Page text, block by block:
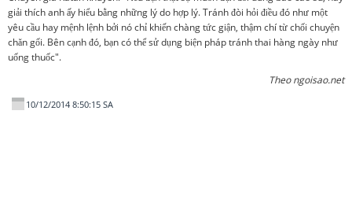
giải thích anh ấy hiểu bằng những lý do hợp lý. Tránh đòi hỏi điều đó như một
yêu cầu hay mệnh lệnh bởi nó chỉ khiến chàng tức giận, thậm chí từ chối chuyện
chăn gối. Bên cạnh đó, bạn có thể sử dụng biện pháp tránh thai hàng ngày như
uống thuốc".
Theo ngoisao.net
10/12/2014 8:50:15 SA